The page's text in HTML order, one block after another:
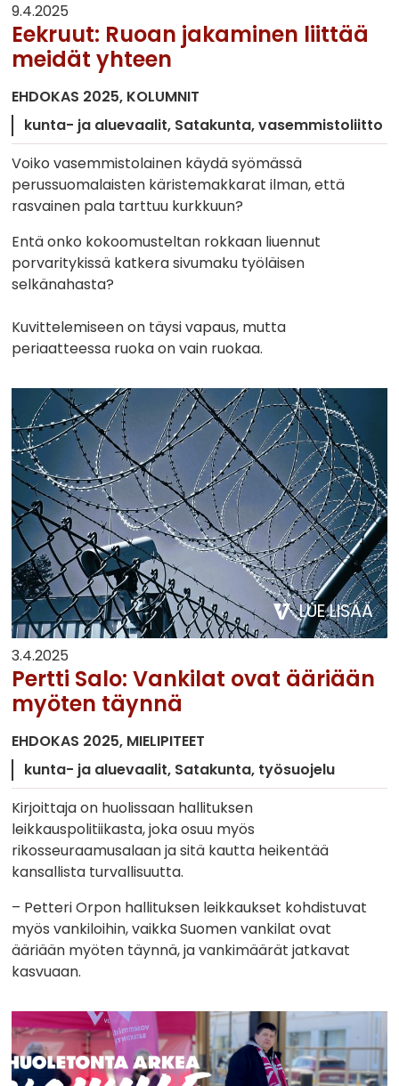
9.4.2025
Eekruut: Ruoan jakaminen liittää
meidät yhteen
EHDOKAS 2025 KOLUMNIT
kunta- ja aluevaalit Satakunta vasemmistoliitto
Voiko vasemmistolainen käydä syömässä
perussuomalaisten käristemakkarat ilman, että
rasvainen pala tarttuu kurkkuun?
Entä onko kokoomusteltan rokkaan liuennut
porvaritykissä katkera sivumaku työläisen
selkänahasta?
Kuvittelemiseen on täysi vapaus, mutta
periaatteessa ruoka on vain ruokaa.
LUE LISÄÄ
3.4.2025
Pertti Salo: Vankilat ovat ääriään
myöten täynnä
EHDOKAS 2025 MIELIPITEET
kunta- ja aluevaalit Satakunta työsuojelu
Kirjoittaja on huolissaan hallituksen
leikkauspolitiikasta, joka osuu myös
rikosseuraamusalaan ja sitä kautta heikentää
kansallista turvallisuutta.
– Petteri Orpon hallituksen leikkaukset kohdistuvat
myös vankiloihin, vaikka Suomen vankilat ovat
ääriään myöten täynnä, ja vankimäärät jatkavat
kasvuaan.